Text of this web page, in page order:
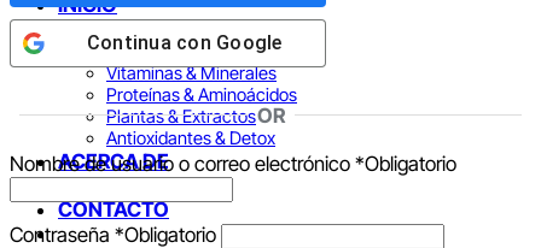
TIENDA
Omega 3 IFOS
Vitaminas & Minerales
Proteínas & Aminoácidos
Plantas & Extractos
Antioxidantes & Detox
ACERCA DE
BLOG
CONTACTO
Continua con Google
OR
Nombre de usuario o correo electrónico *Obligatorio
Contraseña *Obligatorio